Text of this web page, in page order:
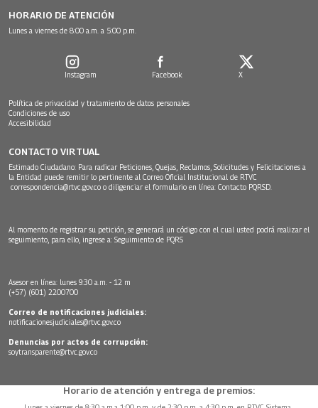
HORARIO DE ATENCIÓN
Lunes a viernes de 8:00 a.m. a 5:00 p.m.
Instagram Facebook X
Política de privacidad y tratamiento de datos personales
Condiciones de uso
Accesibilidad
CONTACTO VIRTUAL
Estimado Ciudadano: Para radicar Peticiones, Quejas, Reclamos, Solicitudes y Felicitaciones a
la Entidad puede remitir lo pertinente al Correo Oficial Institucional de RTVC
correspondencia@rtvc.gov.co o diligenciar el formulario en línea: Contacto PQRSD.
Al momento de registrar su petición, se generará un código con el cual usted podrá realizar el
seguimiento, para ello, ingrese a: Seguimiento de PQRS
Asesor en línea: lunes 9:30 a.m. - 12 m
(+57) (601) 2200700
Correo de notificaciones judiciales:
notificacionesjudiciales@rtvc.gov.co
Denuncias por actos de corrupción:
soytransparente@rtvc.gov.co
Horario de atención y entrega de premios: